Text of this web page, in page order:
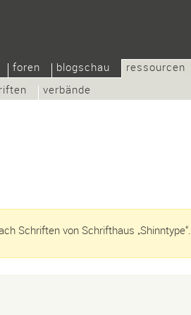
foren blogschau
ressourcen
verbände
Schriften von Schrifthaus „Shinntype“.